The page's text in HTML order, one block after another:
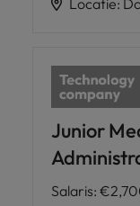
Junior
Salaris: